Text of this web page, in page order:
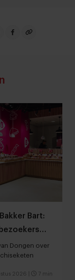
Bart:
Dongen over
2026 7 min